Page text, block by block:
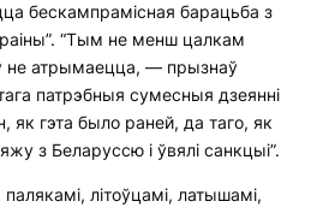
бескампрамісная барацьба з
“Тым не менш цалкам
не атрымаецца, — прызнаў
патрэбныя сумесныя дзеянні
як гэта было раней, да таго, як
з Беларуссю і ўвялі санкцыі”.
літоўцамі, латышамі,